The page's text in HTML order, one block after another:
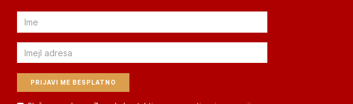
Email
Email